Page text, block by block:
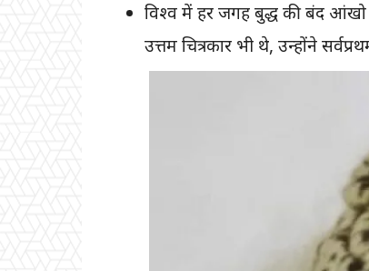
विश्व में हर जगह बुद्ध की बंद आंखो
उत्तम चित्रकार भी थे, उन्होंने